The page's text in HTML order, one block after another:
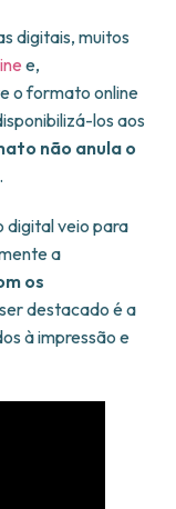
digitais, muitos
e,
o formato online
los aos
não anula o
.
digital veio para
a
os
destacado é a
à impressão e